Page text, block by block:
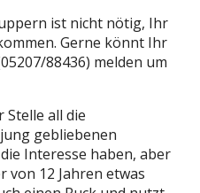
ist nicht nötig, Ihr
Gerne könnt Ihr
88436) melden um
Stelle all die
gebliebenen
Interesse haben, aber
von 12 Jahren etwas